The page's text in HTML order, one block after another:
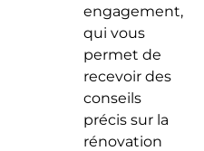
engagement,
qui vous
permet de
recevoir des
conseils
précis sur la
rénovation